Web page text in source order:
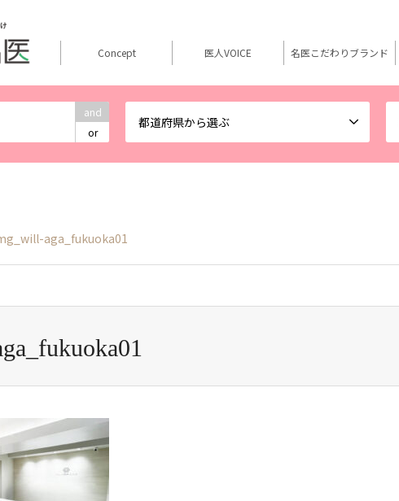
and
or
都道府県から選ぶ
Concept 医人VOICE 名医こだわりブランド
aga_fukuoka01